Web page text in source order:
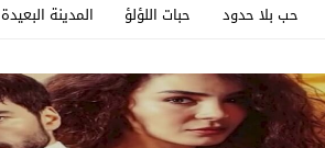
حب بلا حدود
حبات اللؤلؤ المدينة البعيدة